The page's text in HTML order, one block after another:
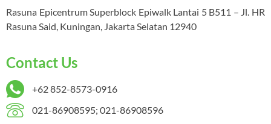
Rasuna Epicentrum Superblock Epiwalk Lantai 5 B511 – Jl. HR
Rasuna Said, Kuningan, Jakarta Selatan 12940
Contact Us
+62 852-8573-0916
021-86908595; 021-86908596